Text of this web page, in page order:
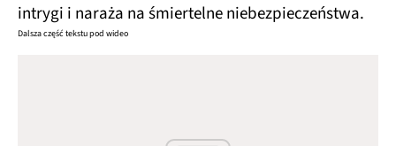
intrygi i naraża na śmiertelne niebezpieczeństwa.
Dalsza część tekstu pod wideo